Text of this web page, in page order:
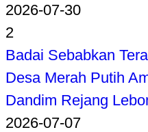
2026-07-30
2
Badai Sebabkan
Desa Merah Putih
Dandim Rejang
2026-07-07